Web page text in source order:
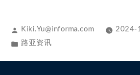
Kiki.Yu@informa.com
2024-
路亚资讯